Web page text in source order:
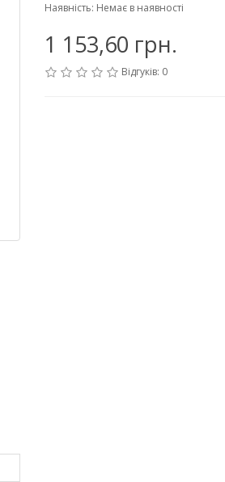
Наявність: Немає в наявності
1 153,60 грн.
Відгуків: 0